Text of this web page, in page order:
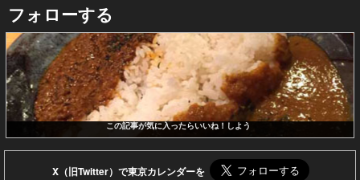
フォローする
この記事が気に入ったらいいね！しよう
X（旧Twitter）で東京カレンダーを